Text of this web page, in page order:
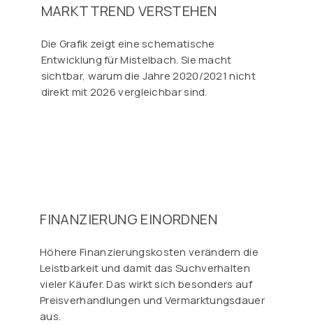
MARKTTREND VERSTEHEN
Die Grafik zeigt eine schematische
Entwicklung für Mistelbach. Sie macht
sichtbar, warum die Jahre 2020/2021 nicht
direkt mit 2026 vergleichbar sind.
FINANZIERUNG EINORDNEN
Höhere Finanzierungskosten verändern die
Leistbarkeit und damit das Suchverhalten
vieler Käufer. Das wirkt sich besonders auf
Preisverhandlungen und Vermarktungsdauer
aus.